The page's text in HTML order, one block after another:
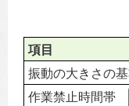
項目
振動の大きさの
作業禁止時間帯